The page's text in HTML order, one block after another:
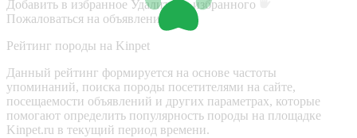
Добавить в избранное Удалить из избранного
Пожаловаться на объявление
Рейтинг породы на Kinpet
Данный рейтинг формируется на основе частоты
упоминаний, поиска породы посетителями на сайте,
посещаемости объявлений и других параметрах, которые
помогают определить популярность породы на площадке
Kinpet.ru в текущий период времени.